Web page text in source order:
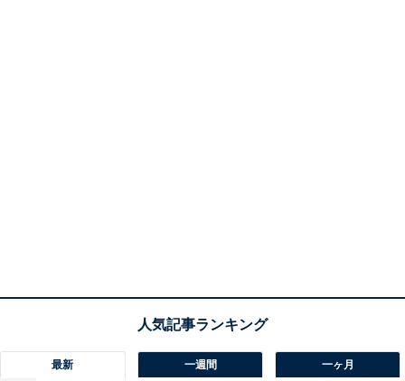
最新 一週間 一ヶ月